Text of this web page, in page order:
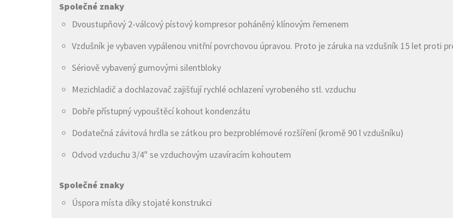
Společné znaky
Dvoustupňový 2-válcový pístový kompresor poháněný klínovým řemenem
Vzdušník je vybaven vypálenou vnitřní povrchovou úpravou. Proto je záruka na vzdušník 15 let proti
Sériově vybavený gumovými silentbloky
Mezichladič a dochlazovač zajišťují rychlé ochlazení vyrobeného stl. vzduchu
Dobře přístupný vypouštěcí kohout kondenzátu
Dodatečná závitová hrdla se zátkou pro bezproblémové rozšíření (kromě 90 l vzdušníku)
Odvod vzduchu 3/4" se vzduchovým uzavíracím kohoutem
Společné znaky
Úspora místa díky stojaté konstrukci